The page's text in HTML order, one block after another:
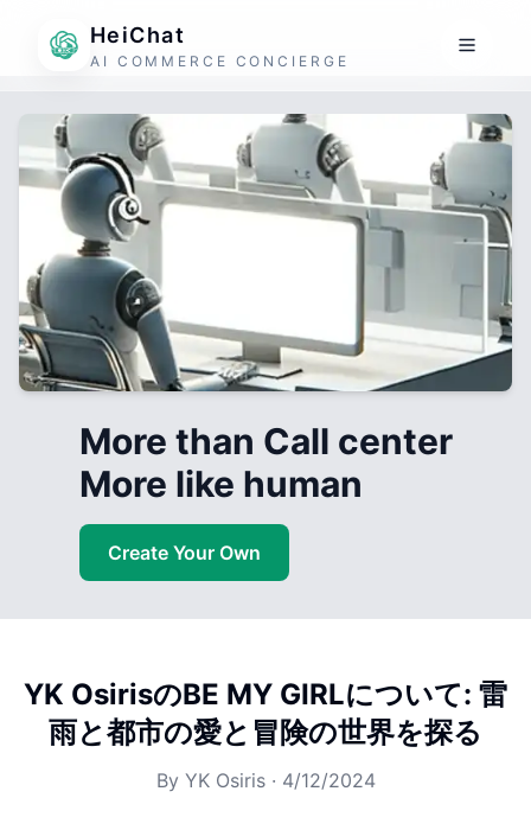
HeiChat
AI COMMERCE CONCIERGE
More than Call center
More like human
Create Your Own
YK OsirisのBE MY GIRLについて: 雷
雨と都市の愛と冒険の世界を探る
By YK Osiris· 4/12/2024